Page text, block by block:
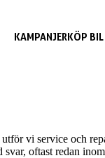
KAMPANJERKÖP BIL
vi service och
oftast redan